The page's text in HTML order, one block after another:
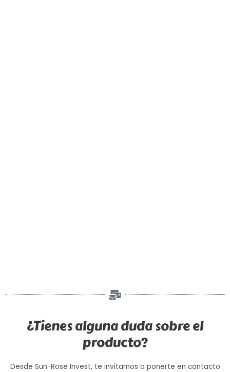
¿Tienes alguna duda sobre el
producto?
Desde Sun-Rose Invest, te invitamos a ponerte en contacto